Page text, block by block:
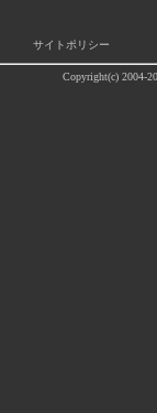
サイトポリシー
Copyright(c) 2004-